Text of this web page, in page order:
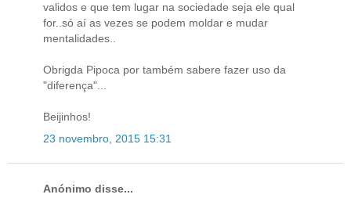
validos e que tem lugar na sociedade seja ele qual
for..só aí as vezes se podem moldar e mudar
mentalidades..
Obrigda Pipoca por também sabere fazer uso da
"diferença"...
Beijinhos!
23 novembro, 2015 15:31
Anónimo disse...